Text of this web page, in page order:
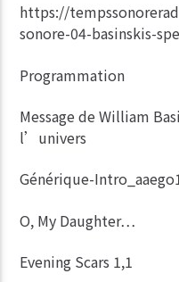
https://
sonore-04-basinskis-
Programmation
Message de William
l’univers
Générique-
O, My Daughter…
Evening Scars 1,1